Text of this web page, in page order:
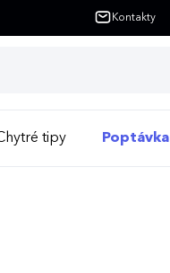
Kontakty
tipy Poptávka